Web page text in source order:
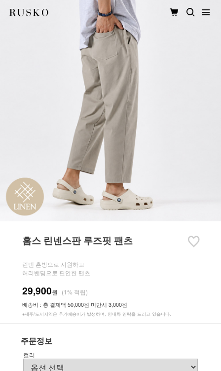
홈스 린넨스판 루즈핏 팬츠
린넨 혼방으로 시원하고
허리밴딩으로 편안한 팬츠
29,900원 (1% 적립)
배송비 : 총 결제액 50,000원 미만시 3,000원
※제주/도서지역은 추가배송비가 발생하며, 안내차 연락을 드리고 있습니다.
주문정보
컬러